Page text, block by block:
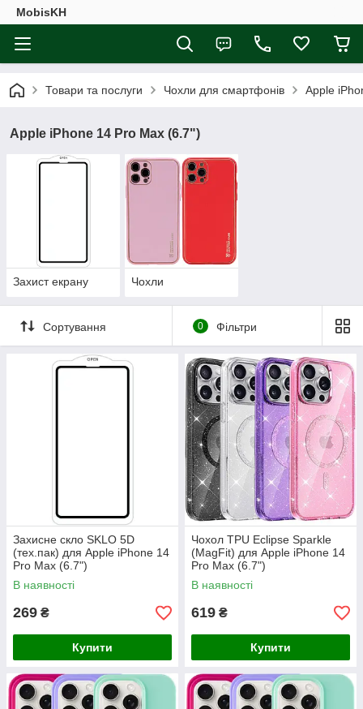
MobisKH
Товари та послуги Чохли для смартфонів Apple
Apple iPhone 14 Pro Max (6.7")
Захист екрану Чохли
Сортування 0 Фільтри
Захисне скло SKLO 5D
(тех.пак) для Apple iPhone 14
Pro Max (6.7")
В наявності
269 ₴
Купити
Чохол TPU Eclipse Sparkle
(MagFit) для Apple iPhone 14
Pro Max (6.7")
В наявності
619 ₴
Купити